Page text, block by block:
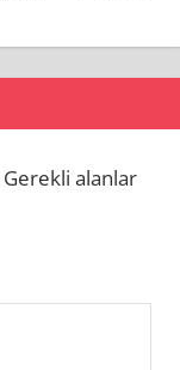
Gerekli alanlar